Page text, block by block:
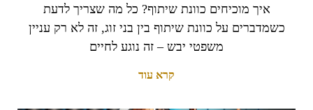
איך מוכיחים כוונת שיתוף? כל מה שצריך לדעת
כשמדברים על כוונת שיתוף בין בני זוג, זה לא רק עניין
משפטי יבש – זה נוגע לחיים
קרא עוד